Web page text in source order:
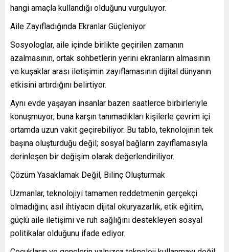
hangi amaçla kullandığı olduğunu vurguluyor.
Aile Zayıfladığında Ekranlar Güçleniyor
Sosyologlar, aile içinde birlikte geçirilen zamanın
azalmasının, ortak sohbetlerin yerini ekranların almasının
ve kuşaklar arası iletişimin zayıflamasının dijital dünyanın
etkisini artırdığını belirtiyor.
Aynı evde yaşayan insanlar bazen saatlerce birbirleriyle
konuşmuyor; buna karşın tanımadıkları kişilerle çevrim içi
ortamda uzun vakit geçirebiliyor. Bu tablo, teknolojinin tek
başına oluşturduğu değil; sosyal bağların zayıflamasıyla
derinleşen bir değişim olarak değerlendiriliyor.
Çözüm Yasaklamak Değil, Bilinç Oluşturmak
Uzmanlar, teknolojiyi tamamen reddetmenin gerçekçi
olmadığını; asıl ihtiyacın dijital okuryazarlık, etik eğitim,
güçlü aile iletişimi ve ruh sağlığını destekleyen sosyal
politikalar olduğunu ifade ediyor.